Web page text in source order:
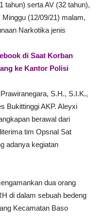
tahun) serta AV (32 tahun),
(12/09/21) malam,
Narkotika jenis
di Saat Korban
ke Kantor Polisi
S.H., S.I.K.,
Bukittinggi AKP. Aleyxi
berawal dari
tim Opsnal Sat
adanya kegiatan
dua orang
di dalam sebuah bedeng
Kecamatan Baso